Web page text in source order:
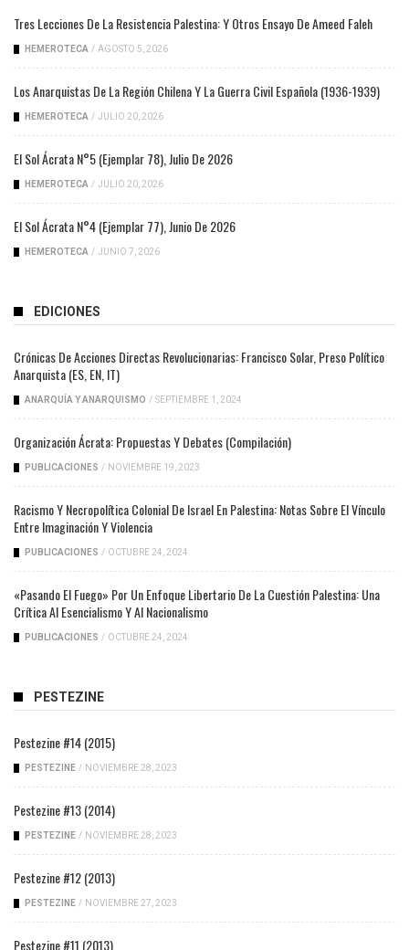
Tres Lecciones De La Resistencia Palestina: Y Otros Ensayo De Ameed Faleh
HEMEROTECA / AGOSTO 5, 2026
Los Anarquistas De La Región Chilena Y La Guerra Civil Española (1936-1939)
HEMEROTECA / JULIO 20, 2026
El Sol Ácrata N°5 (ejemplar 78), Julio De 2026
HEMEROTECA / JULIO 20, 2026
El Sol Ácrata N°4 (ejemplar 77), Junio De 2026
HEMEROTECA / JUNIO 7, 2026
EDICIONES
Crónicas De Acciones Directas Revolucionarias: Francisco Solar, Preso Político
Anarquista (ES, EN, IT)
ANARQUÍA Y ANARQUISMO / SEPTIEMBRE 1, 2024
Organización Ácrata: Propuestas Y Debates (compilación)
PUBLICACIONES / NOVIEMBRE 19, 2023
Racismo Y Necropolítica Colonial De Israel En Palestina: Notas Sobre El Vínculo
Entre Imaginación Y Violencia
PUBLICACIONES / OCTUBRE 24, 2024
«Pasando El Fuego» Por Un Enfoque Libertario De La Cuestión Palestina: Una
Crítica Al Esencialismo Y Al Nacionalismo
PUBLICACIONES / OCTUBRE 24, 2024
PESTEZINE
Pestezine #14 (2015)
PESTEZINE / NOVIEMBRE 28, 2023
Pestezine #13 (2014)
PESTEZINE / NOVIEMBRE 28, 2023
Pestezine #12 (2013)
PESTEZINE / NOVIEMBRE 27, 2023
Pestezine #11 (2013)